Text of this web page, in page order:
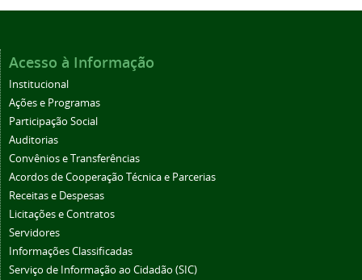
Acesso à Informação
Institucional
Ações e Programas
Participação Social
Auditorias
Convênios e Transferências
Acordos de Cooperação Técnica e Parcerias
Receitas e Despesas
Licitações e Contratos
Servidores
Informações Classificadas
Serviço de Informação ao Cidadão (SIC)